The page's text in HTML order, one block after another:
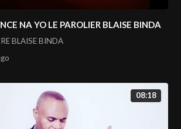
NA YO LE PAROLIER BLAISE BINDA
BLAISE BINDA
08:18